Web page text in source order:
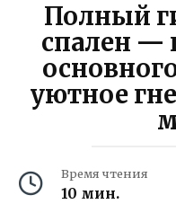
Полный
спален —
уютное
Время чтения
10 мин.